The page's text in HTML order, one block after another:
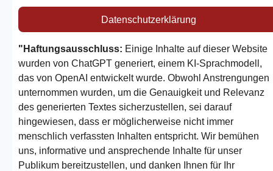
Datenschutzerklärung
"Haftungsausschluss: Einige Inhalte auf dieser Website
wurden von ChatGPT generiert, einem KI-Sprachmodell,
das von OpenAI entwickelt wurde. Obwohl Anstrengungen
unternommen wurden, um die Genauigkeit und Relevanz
des generierten Textes sicherzustellen, sei darauf
hingewiesen, dass er möglicherweise nicht immer
menschlich verfassten Inhalten entspricht. Wir bemühen
uns, informative und ansprechende Inhalte für unser
Publikum bereitzustellen, und danken Ihnen für Ihr